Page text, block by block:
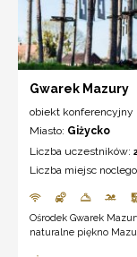
Gwarek Mazury
obiekt konferencyjny
Miasto: Giżycko
Liczba uczestników:
Liczba miejsc
Ośrodek Gwarek
naturalne piękno